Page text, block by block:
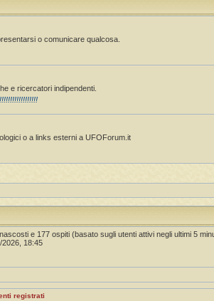
o comunicare qualcosa.
e ricercatori indipendenti.
o a links esterni a UFOForum.it
e 177 ospiti (basato sugli utenti attivi negli ultimi 5
2026, 18:45
registrati